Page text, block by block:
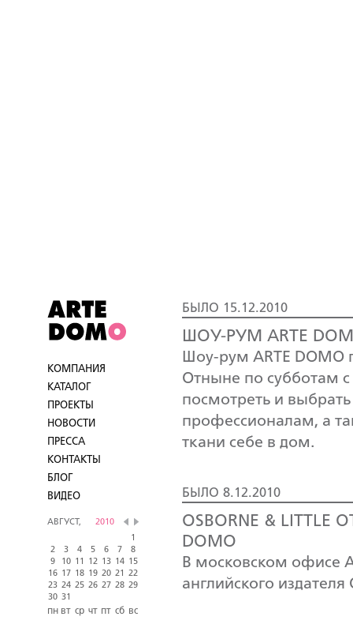
КОМПАНИЯ
КАТАЛОГ
ПРОЕКТЫ
НОВОСТИ
ПРЕССА
КОНТАКТЫ
БЛОГ
ВИДЕО
АВГУСТ,
2010
1
2
3 4 5 6 7
8
9
10 11 12 13 14
15
16 17 18 19 20 21
22
23 24 25 26 27 28 29
30 31
пн вт ср чт пт сб вс
БЫЛО 15.12.2010
ШОУ-РУМ ARTE
Шоу-рум ARTE DOMO
Отныне по субботам
посмотреть и
профессионалам, а
ткани себе в дом.
БЫЛО 8.12.2010
OSBORNE &
DOMO
В московском офисе
английского издателя